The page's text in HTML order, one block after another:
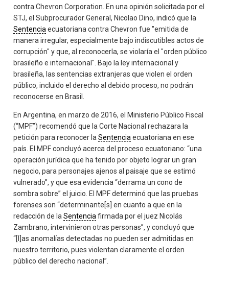
contra Chevron Corporation. En una opinión solicitada por el
STJ, el Subprocurador General, Nicolao Dino, indicó que la
Sentencia ecuatoriana contra Chevron fue "emitida de
manera irregular, especialmente bajo indiscutibles actos de
corrupción" y que, al reconocerla, se violaría el "orden público
brasileño e internacional". Bajo la ley internacional y
brasileña, las sentencias extranjeras que violen el orden
público, incluido el derecho al debido proceso, no podrán
reconocerse en Brasil.
En Argentina, en marzo de 2016, el Ministerio Público Fiscal
(“MPF”) recomendó que la Corte Nacional rechazara la
petición para reconocer laSentencia ecuatoriana en ese
país. El MPF concluyó acerca del proceso ecuatoriano: “una
operación jurídica que ha tenido por objeto lograr un gran
negocio, para personajes ajenos al paisaje que se estimó
vulnerado”, y que esa evidencia “derrama un cono de
sombra sobre” el juicio. El MPF determinó que las pruebas
forenses son “determinante[s] en cuanto a que en la
redacción de laSentencia firmada por el juez Nicolás
Zambrano, intervinieron otras personas”, y concluyó que
“[l]as anomalías detectadas no pueden ser admitidas en
nuestro territorio, pues violentan claramente el orden
público del derecho nacional”.